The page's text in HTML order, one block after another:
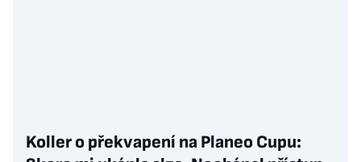
Koller o překvapení na Planeo Cupu: